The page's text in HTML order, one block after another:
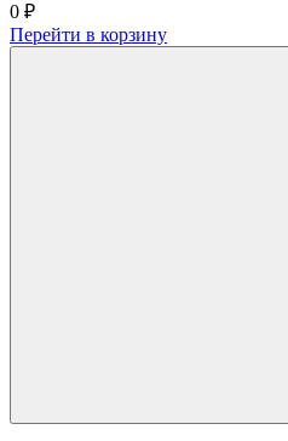
0 ₽
Перейти в корзину